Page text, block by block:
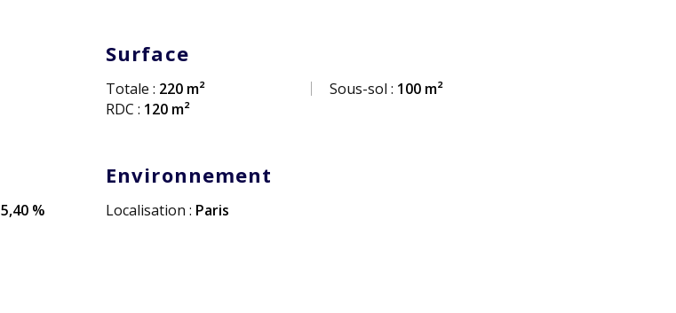
Surface
Totale : 220 m²
RDC : 120 m²
Sous-sol : 100 m²
5,40 %
Environnement
Localisation : Paris